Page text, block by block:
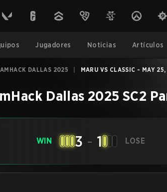
Jugadores Noticias Artículos
DALLAS 2025 MARU VS CLASSIC - MAY
Dallas 2025 SC2
WIN 3 - 1 LOSE